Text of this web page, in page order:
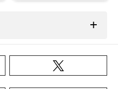
中華・エスニック(7)